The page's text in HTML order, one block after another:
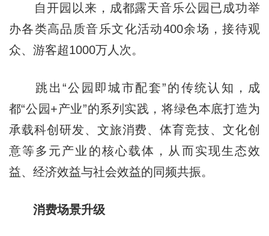
自开园以来，成都露天音乐公园已成功举
办各类高品质音乐文化活动400余场，接待观
众、游客超1000万人次。
跳出“公园即城市配套”的传统认知，成
都“公园+产业”的系列实践，将绿色本底打造为
承载科创研发、文旅消费、体育竞技、文化创
意等多元产业的核心载体，从而实现生态效
益、经济效益与社会效益的同频共振。
消费场景升级